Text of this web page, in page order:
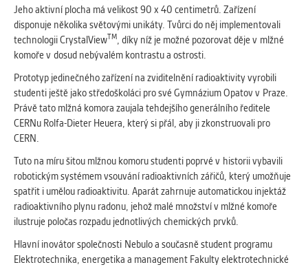
ANALYTICKÉ
Slouží pro získávání anonymizovaných
statistických údajů, které nám pomáhají
vylepšovat naše aplikace. Zpravidla jde o
cookies systémů třetích stran, které k
těmto účelům využíváme.
MARKETINGOVÉ
Využívané za účelem zobrazení
správných nabídek a cílení obsahu podle
Vašich preferencí. Zpravidla jde o
cookies systémů třetích stran, které nám
s analýzou uživatelského chování
pomáhají.
Jeho aktivní plocha má velikost 90 x 40 centimetrů. Zařízení
disponuje několika světovými unikáty. Tvůrci do něj implementovali
technologii CrystalViewTM, díky níž je možné pozorovat děje v mlžné
komoře v dosud nebývalém kontrastu a ostrosti.
Prototyp jedinečného zařízení na zviditelnění radioaktivity vyrobili
studenti ještě jako středoškoláci pro své Gymnázium Opatov v Praze.
Právě tato mlžná komora zaujala tehdejšího generálního ředitele
CERNu Rolfa-Dieter Heuera, který si přál, aby ji zkonstruovali pro
CERN.
Tuto na míru šitou mlžnou komoru studenti poprvé v historii vybavili
robotickým systémem vsouvání radioaktivních zářičů, který umožňuje
spatřit i umělou radioaktivitu. Aparát zahrnuje automatickou injektáž
radioaktivního plynu radonu, jehož malé množství v mlžné komoře
ilustruje poločas rozpadu jednotlivých chemických prvků.
Hlavní inovátor společnosti Nebulo a současně student programu
Elektrotechnika, energetika a management Fakulty elektrotechnické